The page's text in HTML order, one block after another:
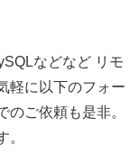
などなど リモ
軽に以下のフォー
のご依頼も是非。
。